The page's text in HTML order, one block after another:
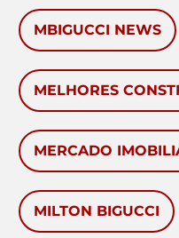
MBIGUCCI NEWS
MELHORES
MERCADO
MILTON BIGUCCI